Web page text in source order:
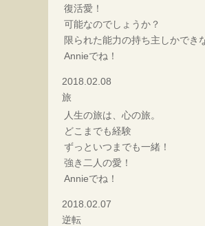
復活愛！
可能なのでしょうか？
限られた能力の持ち主しかでき
Annieでね！
2018.02.08
旅
人生の旅は、心の旅。
どこまでも経験
ずっといつまでも一緒！
強き二人の愛！
Annieでね！
2018.02.07
逆転